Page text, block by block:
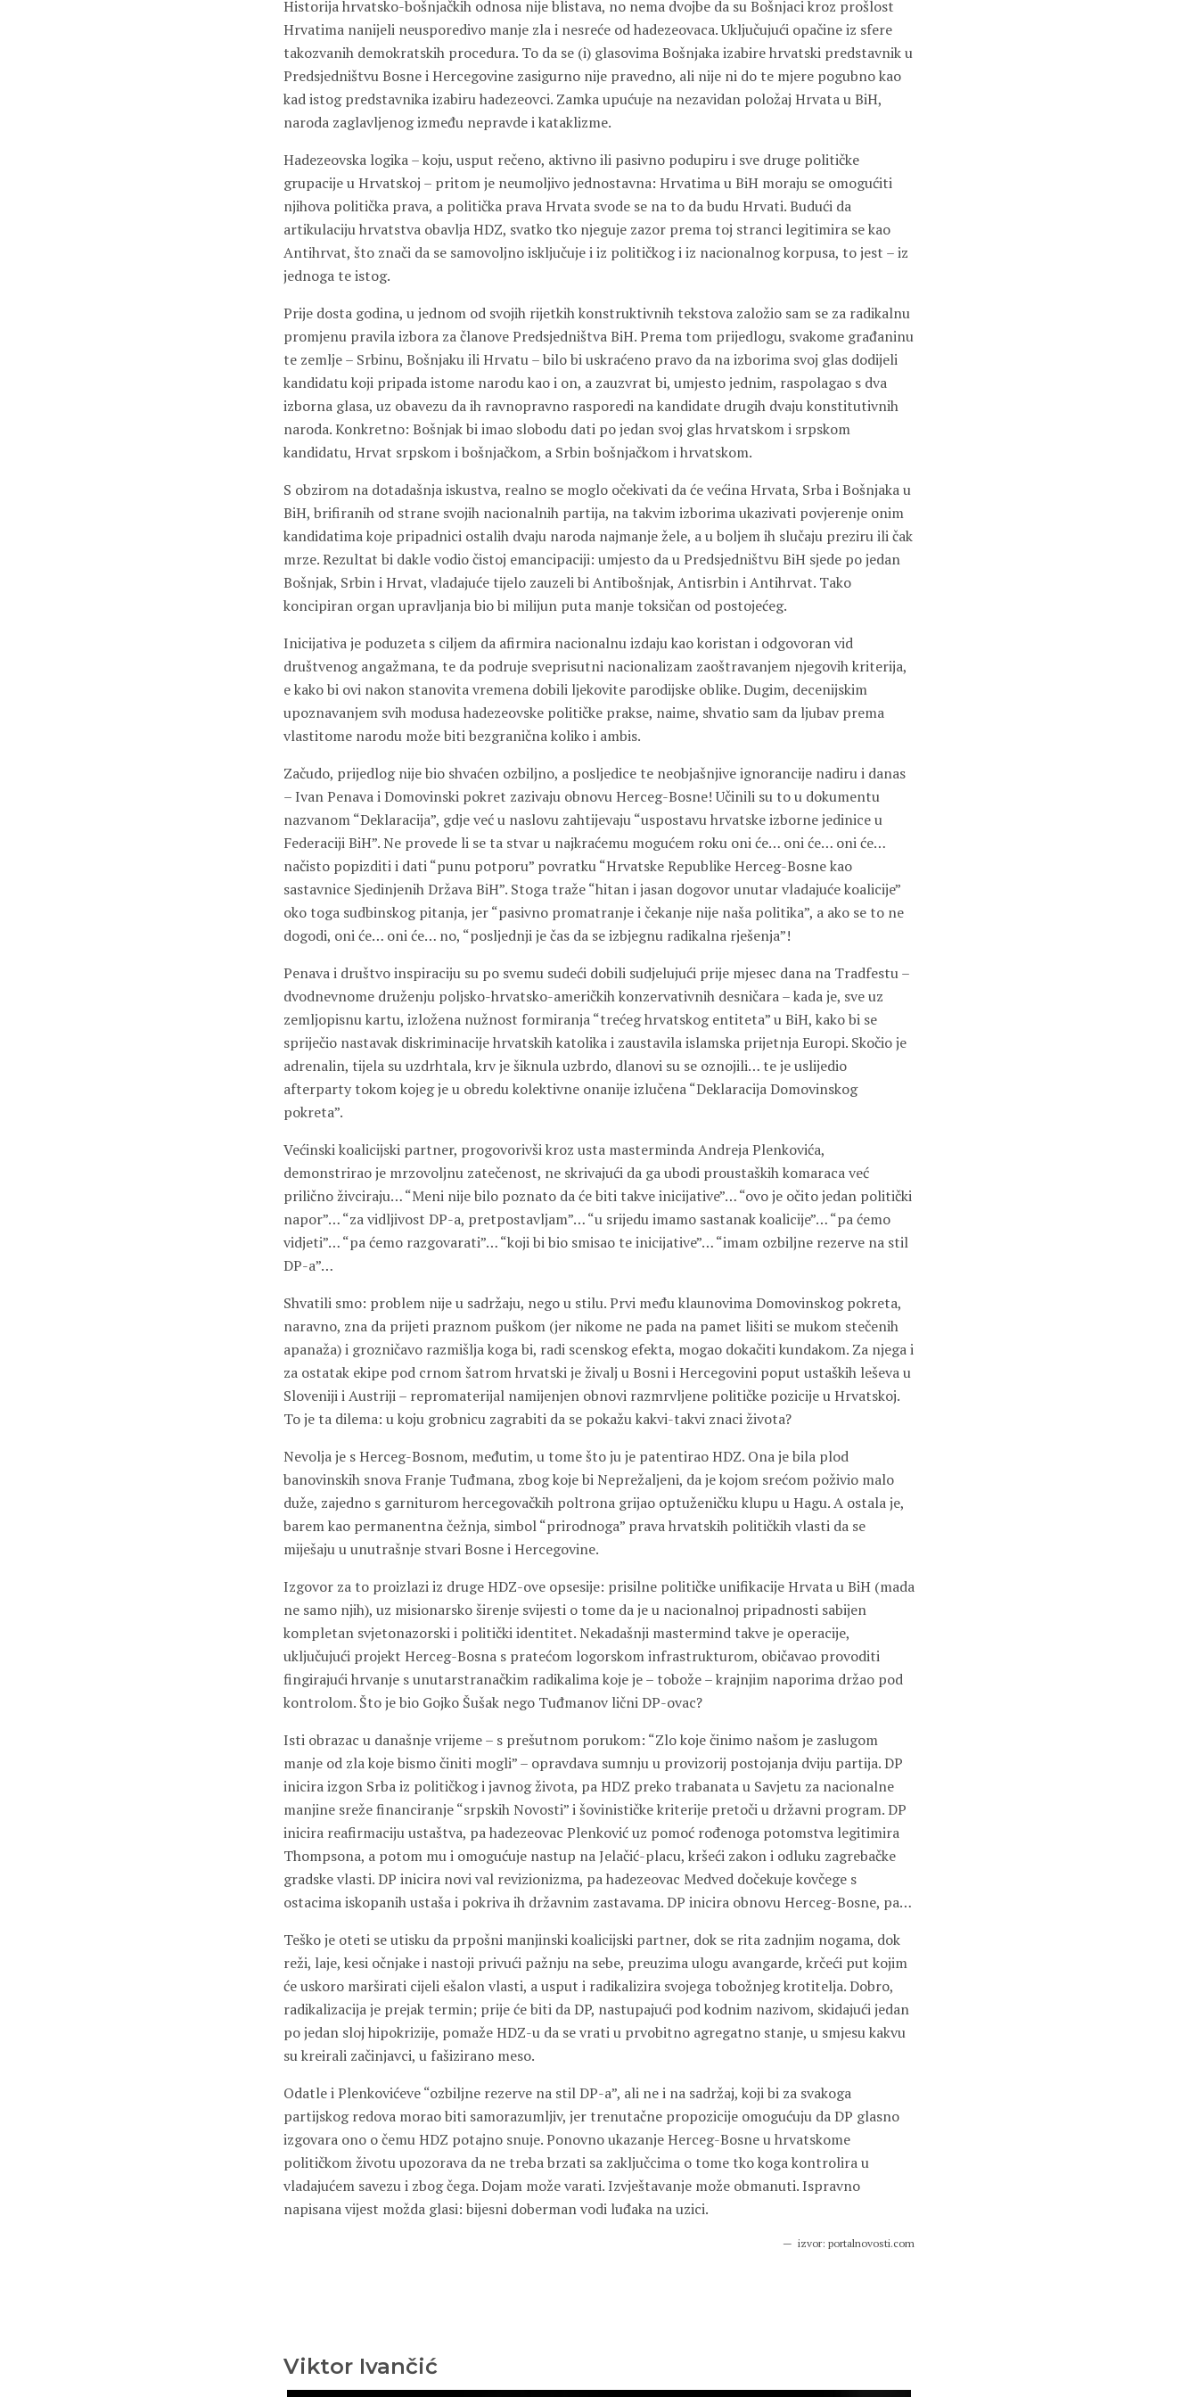
Historija hrvatsko-bošnjačkih odnosa nije blistava, no nema dvojbe da su Bošnjaci kroz prošlost
Hrvatima nanijeli neusporedivo manje zla i nesreće od hadezeovaca. Uključujući opačine iz sfere
takozvanih demokratskih procedura. To da se (i) glasovima Bošnjaka izabire hrvatski predstavnik u
Predsjedništvu Bosne i Hercegovine zasigurno nije pravedno, ali nije ni do te mjere pogubno kao
kad istog predstavnika izabiru hadezeovci. Zamka upućuje na nezavidan položaj Hrvata u BiH,
naroda zaglavljenog između nepravde i kataklizme.
Hadezeovska logika – koju, usput rečeno, aktivno ili pasivno podupiru i sve druge političke
grupacije u Hrvatskoj – pritom je neumoljivo jednostavna: Hrvatima u BiH moraju se omogućiti
njihova politička prava, a politička prava Hrvata svode se na to da budu Hrvati. Budući da
artikulaciju hrvatstva obavlja HDZ, svatko tko njeguje zazor prema toj stranci legitimira se kao
Antihrvat, što znači da se samovoljno isključuje i iz političkog i iz nacionalnog korpusa, to jest – iz
jednoga te istog.
Prije dosta godina, u jednom od svojih rijetkih konstruktivnih tekstova založio sam se za radikalnu
promjenu pravila izbora za članove Predsjedništva BiH. Prema tom prijedlogu, svakome građaninu
te zemlje – Srbinu, Bošnjaku ili Hrvatu – bilo bi uskraćeno pravo da na izborima svoj glas dodijeli
kandidatu koji pripada istome narodu kao i on, a zauzvrat bi, umjesto jednim, raspolagao s dva
izborna glasa, uz obavezu da ih ravnopravno rasporedi na kandidate drugih dvaju konstitutivnih
naroda. Konkretno: Bošnjak bi imao slobodu dati po jedan svoj glas hrvatskom i srpskom
kandidatu, Hrvat srpskom i bošnjačkom, a Srbin bošnjačkom i hrvatskom.
S obzirom na dotadašnja iskustva, realno se moglo očekivati da će većina Hrvata, Srba i Bošnjaka u
BiH, brifiranih od strane svojih nacionalnih partija, na takvim izborima ukazivati povjerenje onim
kandidatima koje pripadnici ostalih dvaju naroda najmanje žele, a u boljem ih slučaju preziru ili čak
mrze. Rezultat bi dakle vodio čistoj emancipaciji: umjesto da u Predsjedništvu BiH sjede po jedan
Bošnjak, Srbin i Hrvat, vladajuće tijelo zauzeli bi Antibošnjak, Antisrbin i Antihrvat. Tako
koncipiran organ upravljanja bio bi milijun puta manje toksičan od postojećeg.
Inicijativa je poduzeta s ciljem da afirmira nacionalnu izdaju kao koristan i odgovoran vid
društvenog angažmana, te da podruje sveprisutni nacionalizam zaoštravanjem njegovih kriterija,
e kako bi ovi nakon stanovita vremena dobili ljekovite parodijske oblike. Dugim, decenijskim
upoznavanjem svih modusa hadezeovske političke prakse, naime, shvatio sam da ljubav prema
vlastitome narodu može biti bezgranična koliko i ambis.
Začudo, prijedlog nije bio shvaćen ozbiljno, a posljedice te neobjašnjive ignorancije nadiru i danas
– Ivan Penava i Domovinski pokret zazivaju obnovu Herceg-Bosne! Učinili su to u dokumentu
nazvanom “Deklaracija”, gdje već u naslovu zahtijevaju “uspostavu hrvatske izborne jedinice u
Federaciji BiH”. Ne provede li se ta stvar u najkraćemu mogućem roku oni će… oni će… oni će…
načisto popizditi i dati “punu potporu” povratku “Hrvatske Republike Herceg-Bosne kao
sastavnice Sjedinjenih Država BiH”. Stoga traže “hitan i jasan dogovor unutar vladajuće koalicije”
oko toga sudbinskog pitanja, jer “pasivno promatranje i čekanje nije naša politika”, a ako se to ne
dogodi, oni će… oni će… no, “posljednji je čas da se izbjegnu radikalna rješenja”!
Penava i društvo inspiraciju su po svemu sudeći dobili sudjelujući prije mjesec dana na Tradfestu –
dvodnevnome druženju poljsko-hrvatsko-američkih konzervativnih desničara – kada je, sve uz
zemljopisnu kartu, izložena nužnost formiranja “trećeg hrvatskog entiteta” u BiH, kako bi se
spriječio nastavak diskriminacije hrvatskih katolika i zaustavila islamska prijetnja Europi. Skočio je
adrenalin, tijela su uzdrhtala, krv je šiknula uzbrdo, dlanovi su se oznojili… te je uslijedio
afterparty tokom kojeg je u obredu kolektivne onanije izlučena “Deklaracija Domovinskog
pokreta”.
Većinski koalicijski partner, progovorivši kroz usta masterminda Andreja Plenkovića,
demonstrirao je mrzovoljnu zatečenost, ne skrivajući da ga ubodi proustaških komaraca već
prilično živciraju… “Meni nije bilo poznato da će biti takve inicijative”… “ovo je očito jedan politički
napor”… “za vidljivost DP-a, pretpostavljam”… “u srijedu imamo sastanak koalicije”… “pa ćemo
vidjeti”… “pa ćemo razgovarati”… “koji bi bio smisao te inicijative”… “imam ozbiljne rezerve na stil
DP-a”…
Shvatili smo: problem nije u sadržaju, nego u stilu. Prvi među klaunovima Domovinskog pokreta,
naravno, zna da prijeti praznom puškom (jer nikome ne pada na pamet lišiti se mukom stečenih
apanaža) i grozničavo razmišlja koga bi, radi scenskog efekta, mogao dokačiti kundakom. Za njega i
za ostatak ekipe pod crnom šatrom hrvatski je živalj u Bosni i Hercegovini poput ustaških leševa u
Sloveniji i Austriji – repromaterijal namijenjen obnovi razmrvljene političke pozicije u Hrvatskoj.
To je ta dilema: u koju grobnicu zagrabiti da se pokažu kakvi-takvi znaci života?
Nevolja je s Herceg-Bosnom, međutim, u tome što ju je patentirao HDZ. Ona je bila plod
banovinskih snova Franje Tuđmana, zbog koje bi Neprežaljeni, da je kojom srećom poživio malo
duže, zajedno s garniturom hercegovačkih poltrona grijao optuženičku klupu u Hagu. A ostala je,
barem kao permanentna čežnja, simbol “prirodnoga” prava hrvatskih političkih vlasti da se
miješaju u unutrašnje stvari Bosne i Hercegovine.
Izgovor za to proizlazi iz druge HDZ-ove opsesije: prisilne političke unifikacije Hrvata u BiH (mada
ne samo njih), uz misionarsko širenje svijesti o tome da je u nacionalnoj pripadnosti sabijen
kompletan svjetonazorski i politički identitet. Nekadašnji mastermind takve je operacije,
uključujući projekt Herceg-Bosna s pratećom logorskom infrastrukturom, običavao provoditi
fingirajući hrvanje s unutarstranačkim radikalima koje je – tobože – krajnjim naporima držao pod
kontrolom. Što je bio Gojko Šušak nego Tuđmanov lični DP-ovac?
Isti obrazac u današnje vrijeme – s prešutnom porukom: “Zlo koje činimo našom je zaslugom
manje od zla koje bismo činiti mogli” – opravdava sumnju u provizorij postojanja dviju partija. DP
inicira izgon Srba iz političkog i javnog života, pa HDZ preko trabanata u Savjetu za nacionalne
manjine sreže financiranje “srpskih Novosti” i šovinističke kriterije pretoči u državni program. DP
inicira reafirmaciju ustaštva, pa hadezeovac Plenković uz pomoć rođenoga potomstva legitimira
Thompsona, a potom mu i omogućuje nastup na Jelačić-placu, kršeći zakon i odluku zagrebačke
gradske vlasti. DP inicira novi val revizionizma, pa hadezeovac Medved dočekuje kovčege s
ostacima iskopanih ustaša i pokriva ih državnim zastavama. DP inicira obnovu Herceg-Bosne, pa…
Teško je oteti se utisku da prpošni manjinski koalicijski partner, dok se rita zadnjim nogama, dok
reži, laje, kesi očnjake i nastoji privući pažnju na sebe, preuzima ulogu avangarde, krčeći put kojim
će uskoro marširati cijeli ešalon vlasti, a usput i radikalizira svojega tobožnjeg krotitelja. Dobro,
radikalizacija je prejak termin; prije će biti da DP, nastupajući pod kodnim nazivom, skidajući jedan
po jedan sloj hipokrizije, pomaže HDZ-u da se vrati u prvobitno agregatno stanje, u smjesu kakvu
su kreirali začinjavci, u fašizirano meso.
Odatle i Plenkovićeve “ozbiljne rezerve na stil DP-a”, ali ne i na sadržaj, koji bi za svakoga
partijskog redova morao biti samorazumljiv, jer trenutačne propozicije omogućuju da DP glasno
izgovara ono o čemu HDZ potajno snuje. Ponovno ukazanje Herceg-Bosne u hrvatskome
političkom životu upozorava da ne treba brzati sa zaključcima o tome tko koga kontrolira u
vladajućem savezu i zbog čega. Dojam može varati. Izvještavanje može obmanuti. Ispravno
napisana vijest možda glasi: bijesni doberman vodi luđaka na uzici.
izvor: portalnovosti.com
Viktor Ivančić